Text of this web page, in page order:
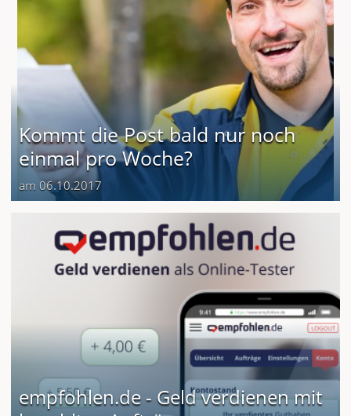
Kommt die Post bald nur noch
einmal pro Woche?
am 06.10.2017
empfohlen.de - Geld verdienen mit